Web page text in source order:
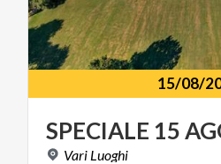
15/08/
SPECIALE 15
Vari Luoghi